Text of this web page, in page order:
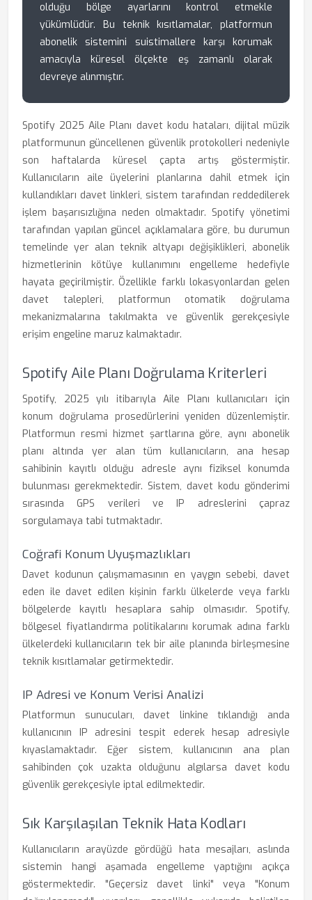
olduğu bölge ayarlarını kontrol etmekle
yükümlüdür. Bu teknik kısıtlamalar, platformun
abonelik sistemini suistimallere karşı korumak
amacıyla küresel ölçekte eş zamanlı olarak
devreye alınmıştır.
Spotify 2025 Aile Planı davet kodu hataları, dijital müzik
platformunun güncellenen güvenlik protokolleri nedeniyle
son haftalarda küresel çapta artış göstermiştir.
Kullanıcıların aile üyelerini planlarına dahil etmek için
kullandıkları davet linkleri, sistem tarafından reddedilerek
işlem başarısızlığına neden olmaktadır. Spotify yönetimi
tarafından yapılan güncel açıklamalara göre, bu durumun
temelinde yer alan teknik altyapı değişiklikleri, abonelik
hizmetlerinin kötüye kullanımını engelleme hedefiyle
hayata geçirilmiştir. Özellikle farklı lokasyonlardan gelen
davet talepleri, platformun otomatik doğrulama
mekanizmalarına takılmakta ve güvenlik gerekçesiyle
erişim engeline maruz kalmaktadır.
Spotify Aile Planı Doğrulama Kriterleri
Spotify, 2025 yılı itibarıyla Aile Planı kullanıcıları için
konum doğrulama prosedürlerini yeniden düzenlemiştir.
Platformun resmi hizmet şartlarına göre, aynı abonelik
planı altında yer alan tüm kullanıcıların, ana hesap
sahibinin kayıtlı olduğu adresle aynı fiziksel konumda
bulunması gerekmektedir. Sistem, davet kodu gönderimi
sırasında GPS verileri ve IP adreslerini çapraz
sorgulamaya tabi tutmaktadır.
Coğrafi Konum Uyuşmazlıkları
Davet kodunun çalışmamasının en yaygın sebebi, davet
eden ile davet edilen kişinin farklı ülkelerde veya farklı
bölgelerde kayıtlı hesaplara sahip olmasıdır. Spotify,
bölgesel fiyatlandırma politikalarını korumak adına farklı
ülkelerdeki kullanıcıların tek bir aile planında birleşmesine
teknik kısıtlamalar getirmektedir.
IP Adresi ve Konum Verisi Analizi
Platformun sunucuları, davet linkine tıklandığı anda
kullanıcının IP adresini tespit ederek hesap adresiyle
kıyaslamaktadır. Eğer sistem, kullanıcının ana plan
sahibinden çok uzakta olduğunu algılarsa davet kodu
güvenlik gerekçesiyle iptal edilmektedir.
Sık Karşılaşılan Teknik Hata Kodları
Kullanıcıların arayüzde gördüğü hata mesajları, aslında
sistemin hangi aşamada engelleme yaptığını açıkça
göstermektedir. "Geçersiz davet linki" veya "Konum